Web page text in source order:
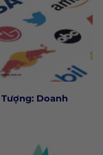
Doanh